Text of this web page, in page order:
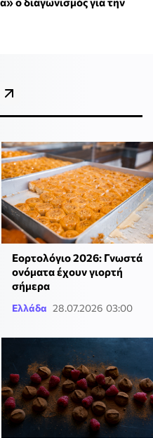
Εορτολόγιο 2026: Γνωστά
ονόματα έχουν γιορτή
σήμερα
Ελλάδα 28.07.2026 03:00